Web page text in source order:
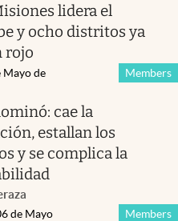
lidera el
y ocho distritos ya
rojo
Members
Mayo de
cae la
estallan los
y se complica la
Members
de Mayo